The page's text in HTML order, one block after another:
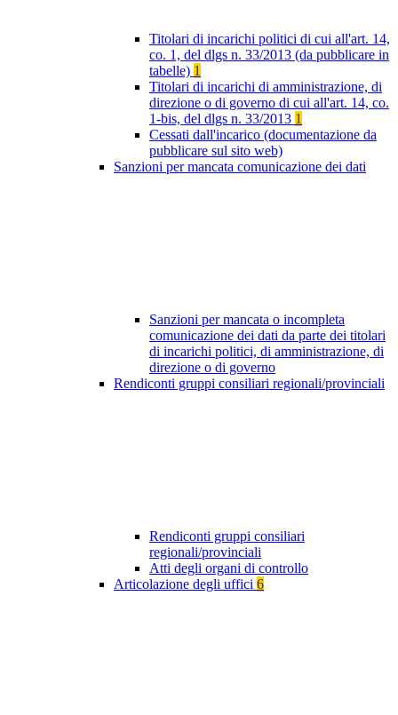
Titolari di incarichi politici di cui all'art. 14,
co. 1, del dlgs n. 33/2013 (da pubblicare in
tabelle) 1
Titolari di incarichi di amministrazione, di
direzione o di governo di cui all'art. 14, co.
1-bis, del dlgs n. 33/2013 1
Cessati dall'incarico (documentazione da
pubblicare sul sito web)
Sanzioni per mancata comunicazione dei dati
Sanzioni per mancata o incompleta
comunicazione dei dati da parte dei titolari
di incarichi politici, di amministrazione, di
direzione o di governo
Rendiconti gruppi consiliari regionali/provinciali
Rendiconti gruppi consiliari
regionali/provinciali
Atti degli organi di controllo
Articolazione degli uffici 6